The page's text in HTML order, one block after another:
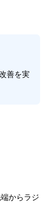
善を実
からラジ